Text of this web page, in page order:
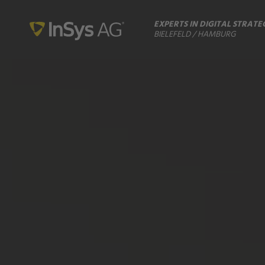
EXPERTS IN DIGITAL
BIELEFELD / HAMBURG